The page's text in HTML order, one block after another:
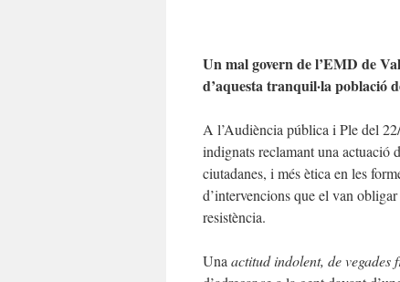
Un mal govern de l’EMD de
d’aquesta tranquil·la població
A l’Audiència pública i Ple del
indignats reclamant una actuació
ciutadanes, i més ètica en les
d’intervencions que el van
resistència.
Una actitud indolent, de